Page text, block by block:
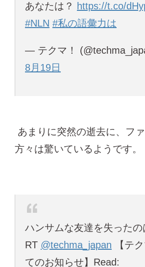
あなたは？
https://t.co/
#NLN #私の語彙力は
— テクマ！
8月19日
あまりに突然の逝去に、フ
方々は驚いているようです。
ハンサムな友達を失ったの
RT @techma_japan 【テ
てのお知らせ】Read: